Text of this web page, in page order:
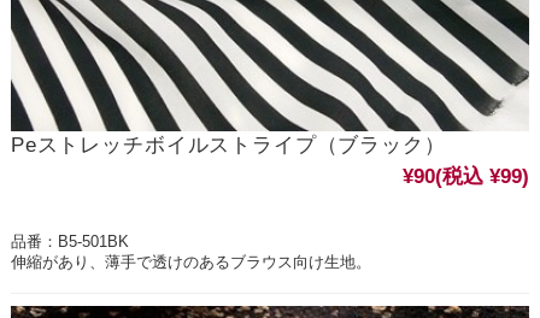
Peストレッチボイルストライプ（ブラック）
¥90(税込 ¥99)
品番：B5-501BK
伸縮があり、薄手で透けのあるブラウス向け生地。